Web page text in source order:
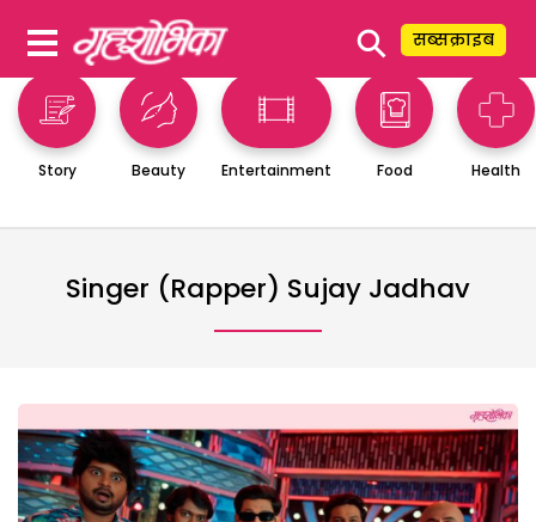
⚲ सब्सक्राइब
Story Beauty Entertainment Food Health
Singer (rapper) Sujay Jadhav